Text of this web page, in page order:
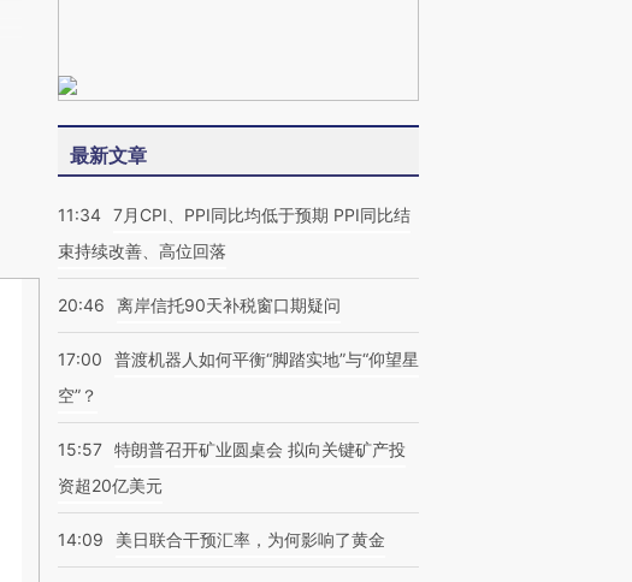
最新文章
11:34 7月CPI、PPI同比均低于预期 PPI同比结
束持续改善、高位回落
20:46 离岸信托90天补税窗口期疑问
17:00
普渡机器人如何平衡“脚踏实地”与“仰望星
空”？
15:57 特朗普召开矿业圆桌会 拟向关键矿产投
资超20亿美元
14:09 美日联合干预汇率，为何影响了黄金